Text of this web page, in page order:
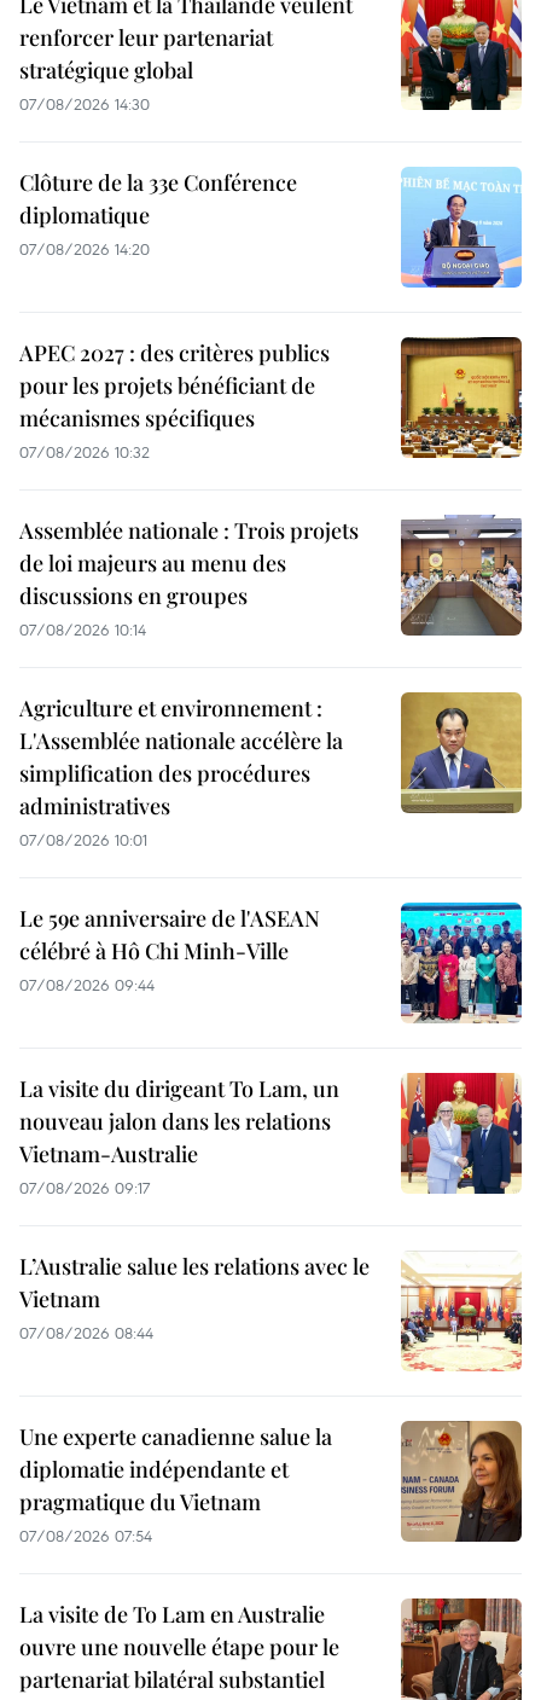
renforcer leur partenariat
stratégique global
07/08/2026 14:30
Clôture de la 33e Conférence
diplomatique
07/08/2026 14:20
APEC 2027 : des critères publics
pour les projets bénéficiant de
mécanismes spécifiques
07/08/2026 10:32
Assemblée nationale : Trois projets
de loi majeurs au menu des
discussions en groupes
07/08/2026 10:14
Agriculture et environnement :
L'Assemblée nationale accélère la
simplification des procédures
administratives
07/08/2026 10:01
Le 59e anniversaire de l'ASEAN
célébré à Hô Chi Minh-Ville
07/08/2026 09:44
La visite du dirigeant To Lam, un
nouveau jalon dans les relations
Vietnam-Australie
07/08/2026 09:17
L’Australie salue les relations avec le
Vietnam
07/08/2026 08:44
Une experte canadienne salue la
diplomatie indépendante et
pragmatique du Vietnam
07/08/2026 07:54
La visite de To Lam en Australie
ouvre une nouvelle étape pour le
partenariat bilatéral substantiel